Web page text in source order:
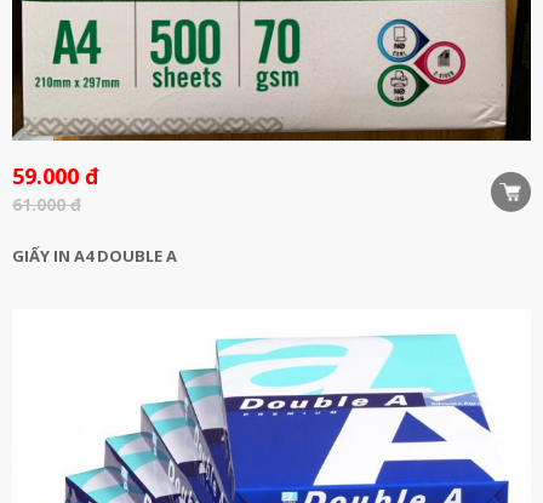
59.000 đ
61.000 đ
GIẤY IN A4 DOUBLE A